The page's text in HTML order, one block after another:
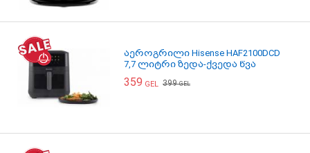
აეროგრილი Hisense HAF2100DCD
7,7 ლიტრი ზედა-ქვედა წვა
359 GEL 399GEL